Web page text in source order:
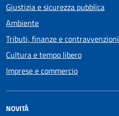
Giustizia e sicurezza pubblica
Ambiente
Tributi, finanze e contravvenzioni
Cultura e tempo libero
Imprese e commercio
NOVITÀ